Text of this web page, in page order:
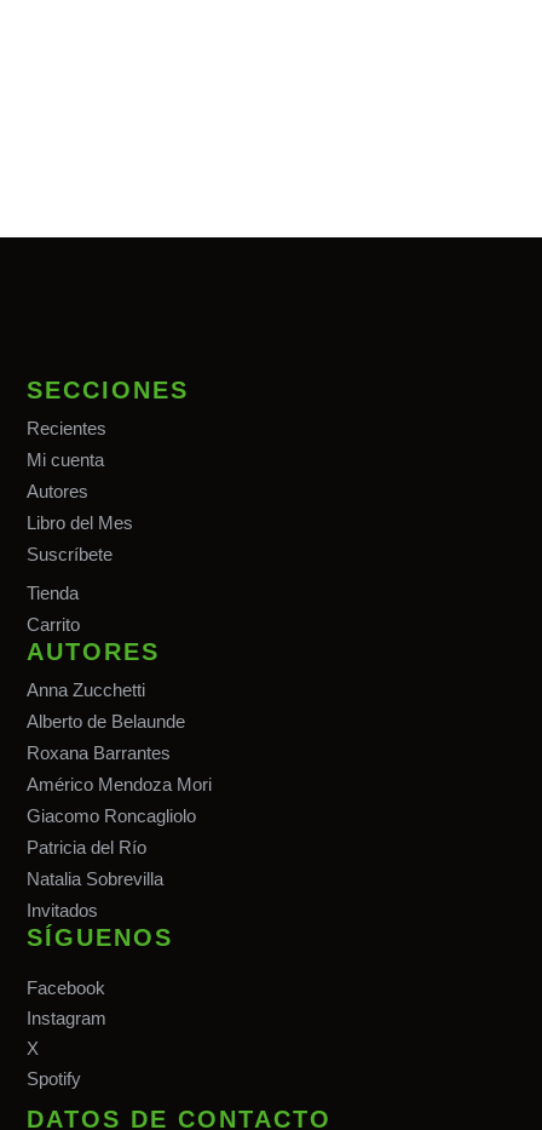
SECCIONES
Recientes
Mi cuenta
Autores
Libro del Mes
Suscríbete
Tienda
Carrito
AUTORES
Anna Zucchetti
Alberto de Belaunde
Roxana Barrantes
Américo Mendoza Mori
Giacomo Roncagliolo
Patricia del Río
Natalia Sobrevilla
Invitados
SÍGUENOS
Facebook
Instagram
X
Spotify
DATOS DE CONTACTO